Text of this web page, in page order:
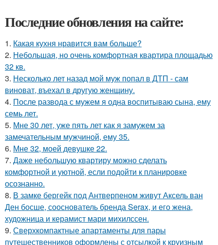
Последние обновления на сайте:
1. Какая кухня нравится вам больше?
2. Небольшая, но очень комфортная квартира площадью
32 кв.
3. Несколько лет назад мой муж попал в ДТП - сам
виноват, въехал в другую женщину.
4. После развода с мужем я одна воспитываю сына, ему
семь лет.
5. Мне 30 лет, уже пять лет как я замужем за
замечательным мужчиной, ему 35.
6. Мне 32, моей девушке 22.
7. Даже небольшую квартиру можно сделать
комфортной и уютной, если подойти к планировке
осознанно.
8. В замке бергейк под Антверпеном живут Аксель ван
Ден босше, сооснователь бренда Serax, и его жена,
художница и керамист мари михилссен.
9. Сверхкомпактные апартаменты для пары
путешественников оформлены с отсылкой к круизным